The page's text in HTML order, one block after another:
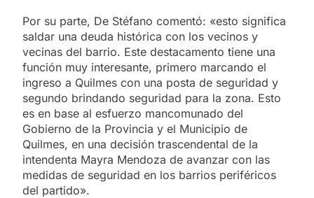
Por su parte, De Stéfano comentó: «esto significa
saldar una deuda histórica con los vecinos y
vecinas del barrio. Este destacamento tiene una
función muy interesante, primero marcando el
ingreso a Quilmes con una posta de seguridad y
segundo brindando seguridad para la zona. Esto
es en base al esfuerzo mancomunado del
Gobierno de la Provincia y el Municipio de
Quilmes, en una decisión trascendental de la
intendenta Mayra Mendoza de avanzar con las
medidas de seguridad en los barrios periféricos
del partido».